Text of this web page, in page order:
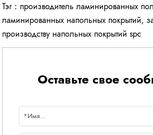
Тэг： производитель ламинированных
ламинированных напольных покрытий,
производству напольных покрытий spc
Оставьте свое